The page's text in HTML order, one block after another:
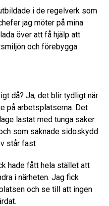
i de regelverk som
jag möter på mina
över att få hjälp att
och förebygga
då? Ja, det blir tydligt när
på arbetsplatserna. Det
lastat med tunga saker
som saknade sidoskydd
står fast
hade fått hela stället att
i närheten. Jag fick
och se till att ingen